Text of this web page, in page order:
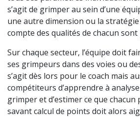
s’agit de grimper au sein d’une
une autre dimension ou la
compte des qualités de chacun
Sur chaque secteur, l’équipe doit
ses grimpeurs dans des voies ou
s’agit dès lors pour le coach mais
compétiteurs d’apprendre à
grimper et d’estimer ce que chacun
savant calcul de points doit alors